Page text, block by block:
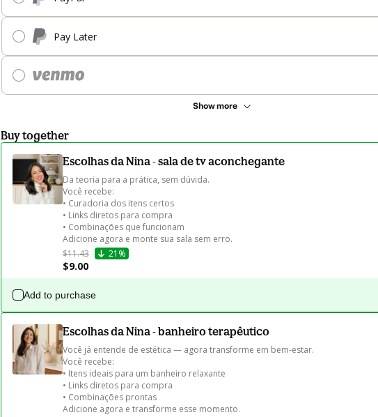
Pay Later
Show more
Buy together
Escolhas da Nina - sala de tv aconchegante
Da teoria para a prática, sem dúvida.
Você recebe:
• Curadoria dos itens certos
• Links diretos para compra
• Combinações que funcionam
Adicione agora e monte sua sala sem erro.
$11.43
21%
$9.00
Add to purchase
Escolhas da Nina - banheiro terapêutico
Você já entende de estética — agora transforme em bem-estar.
Você recebe:
• Itens ideais para um banheiro relaxante
• Links diretos para compra
• Combinações prontas
Adicione agora e transforme esse momento.